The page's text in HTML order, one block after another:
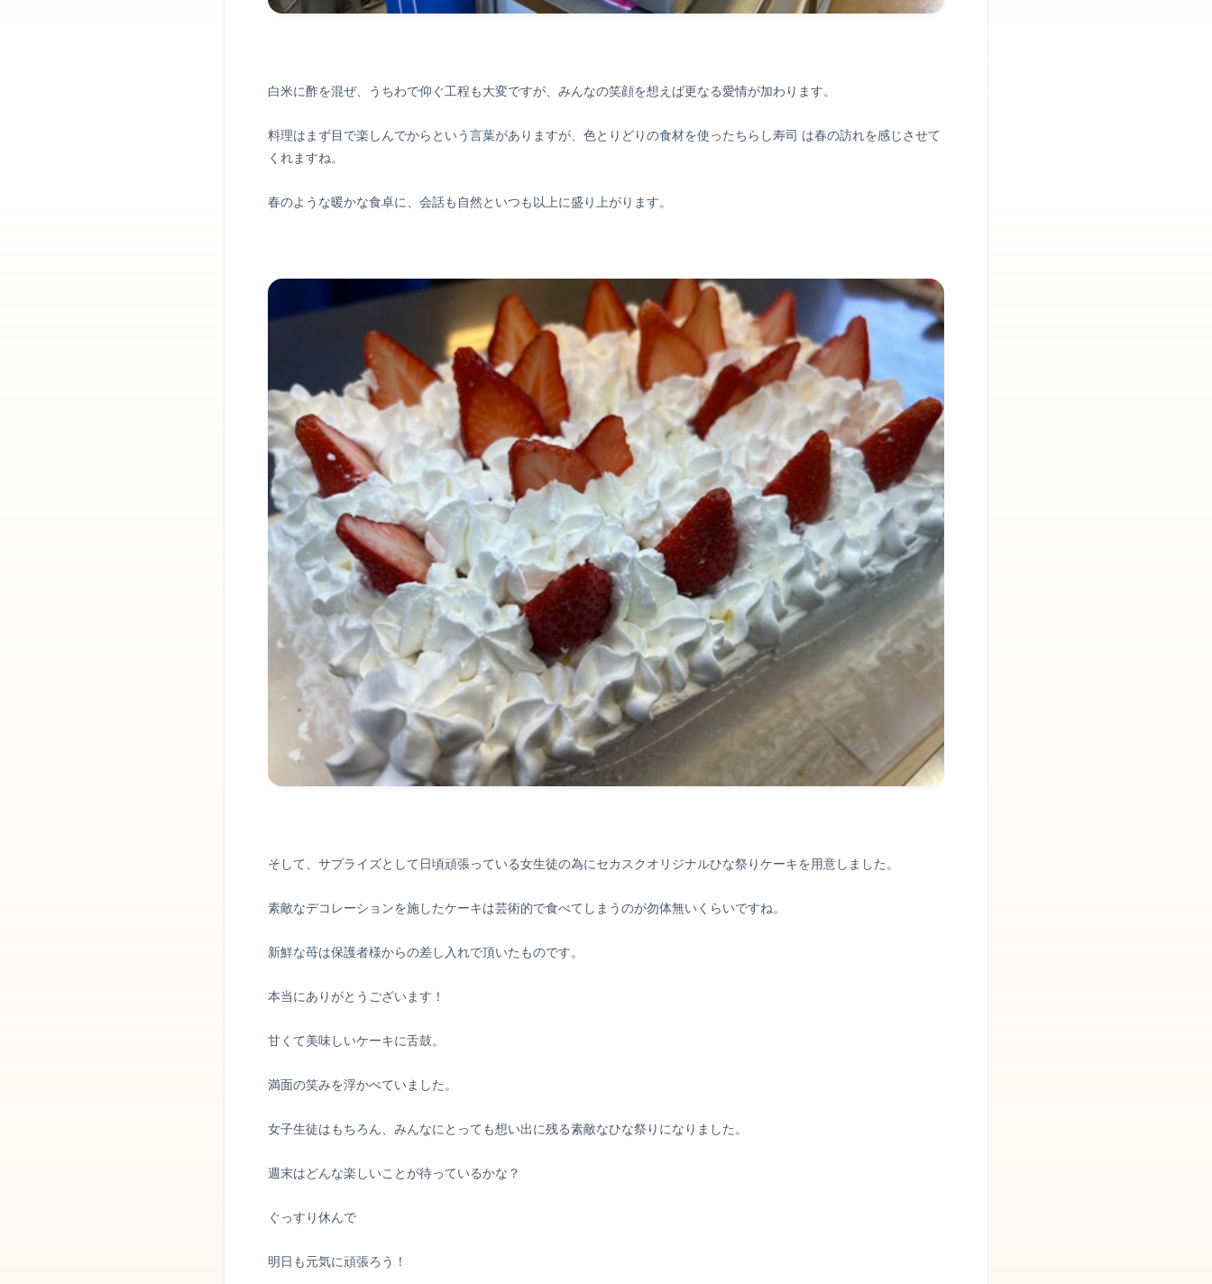
白米に酢を混ぜ、うちわで仰ぐ工程も大変ですが、みんなの笑顔を想えば更なる愛情が加わります。
料理はまず目で楽しんでからという言葉がありますが、色とりどりの食材を使ったちらし寿司 は春の訪れを感じさせて
くれますね。
春のような暖かな食卓に、会話も自然といつも以上に盛り上がります。
そして、サプライズとして日頃頑張っている女生徒の為にセカスクオリジナルひな祭りケーキを用意しました。
素敵なデコレーションを施したケーキは芸術的で食べてしまうのが勿体無いくらいですね。
新鮮な苺は保護者様からの差し入れで頂いたものです。
本当にありがとうございます！
甘くて美味しいケーキに舌鼓。
満面の笑みを浮かべていました。
女子生徒はもちろん、みんなにとっても想い出に残る素敵なひな祭りになりました。
週末はどんな楽しいことが待っているかな？
ぐっすり休んで
明日も元気に頑張ろう！